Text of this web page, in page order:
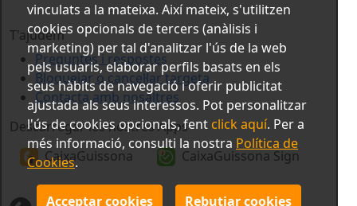
T'ajudem
Preguntes i respostes
Bloquejar o cancel·lar targeta
Contacta amb nosaltres
Descarregar les nostres Apps
CaixaGuissona
CaixaGuissona Sign
vinculats a la mateixa. Així mateix, s'utilitzen
cookies opcionals de tercers (anàlisis i
marketing) per tal d'analitzar l'ús de la web
pels usuaris, elaborar perfils basats en els
seus hàbits de navegació i oferir publicitat
ajustada als seus interessos. Pot personalitzar
l'ús de cookies opcionals, fent click aquí. Per a
més informació, consulti la nostra Política de
Cookies.
Acceptar cookies Rebutjar cookies